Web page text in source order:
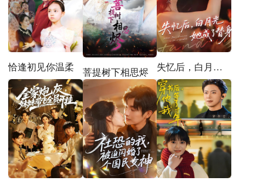
恰逢初见你温柔 菩提树下相思烬 失忆后，白月光她成了替身